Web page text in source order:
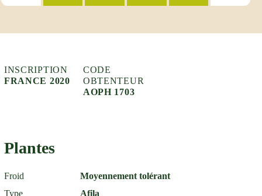
INSCRIPTION
FRANCE 2020
CODE
OBTENTEUR
AOPH 1703
Plantes
Froid
Moyennement tolérant
Type
Afila